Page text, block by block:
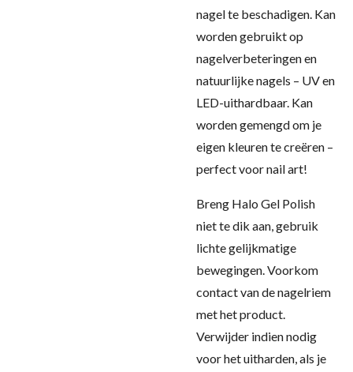
nagel te beschadigen. Kan
worden gebruikt op
nagelverbeteringen en
natuurlijke nagels – UV en
LED-uithardbaar. Kan
worden gemengd om je
eigen kleuren te creëren –
perfect voor nail art!
Breng Halo Gel Polish
niet te dik aan, gebruik
lichte gelijkmatige
bewegingen. Voorkom
contact van de nagelriem
met het product.
Verwijder indien nodig
voor het uitharden, als je